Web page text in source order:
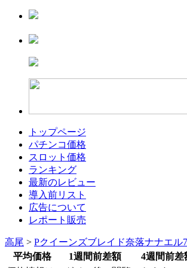
トップページ
パチンコ価格
スロット価格
ランキング
最新のレビュー
導入前リスト
広告について
レポート販売
高尾 > Pクイーンズブレイド奈落ナナエル
平均価格
1週間前差額
4週間前差